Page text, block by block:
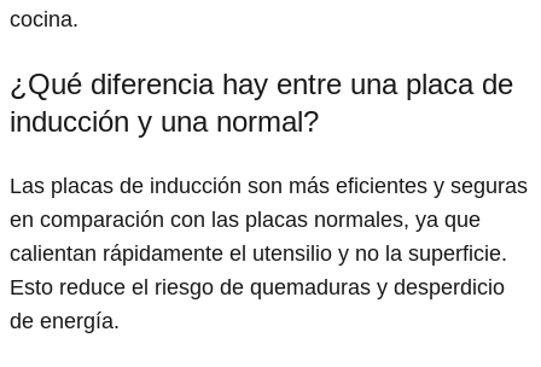
cocina.
¿Qué diferencia hay entre una placa de
inducción y una normal?
Las placas de inducción son más eficientes y seguras
en comparación con las placas normales, ya que
calientan rápidamente el utensilio y no la superficie.
Esto reduce el riesgo de quemaduras y desperdicio
de energía.